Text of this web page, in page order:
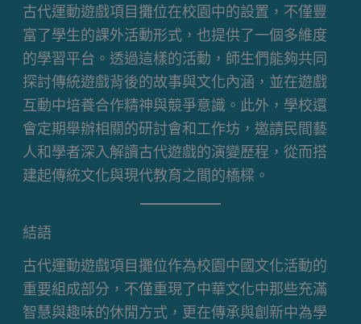
古代運動遊戲項目攤位在校園中的設置，不僅豐
富了學生的課外活動形式，也提供了一個多維度
的學習平台。透過這樣的活動，師生們能夠共同
探討傳統遊戲背後的故事與文化內涵，並在遊戲
互動中培養合作精神與競爭意識。此外，學校還
會定期舉辦相關的研討會和工作坊，邀請民間藝
人和學者深入解讀古代遊戲的演變歷程，從而搭
建起傳統文化與現代教育之間的橋樑。
結語
古代運動遊戲項目攤位作為校園中國文化活動的
重要組成部分，不僅重現了中華文化中那些充滿
智慧與趣味的休閒方式，更在傳承與創新中為學